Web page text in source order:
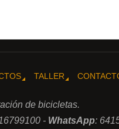
TALLER
de bicicletas.
- WhatsApp: